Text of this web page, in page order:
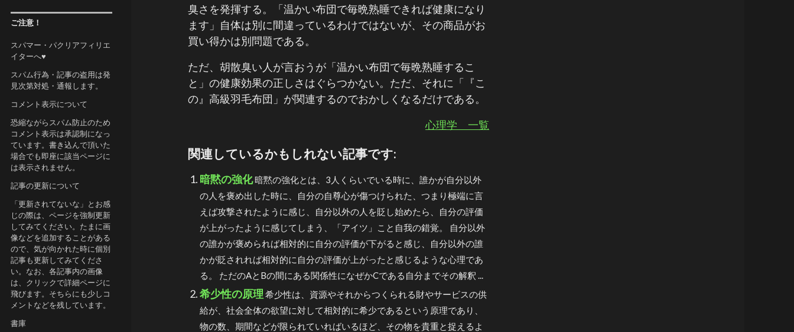
臭さを発揮する。「温かい布団で毎晩熟睡できれば健康になり
ます」自体は別に間違っているわけではないが、その商品がお
買い得かは別問題である。
ただ、胡散臭い人が言おうが「温かい布団で毎晩熟睡するこ
と」の健康効果の正しさはぐらつかない。ただ、それに「『こ
の』高級羽毛布団」が関連するのでおかしくなるだけである。
心理学 一覧
関連しているかもしれない記事です:
暗黙の強化暗黙の強化とは、3人くらいでいる時に、誰かが自分以外
の人を褒め出した時に、自分の自尊心が傷つけられた、つまり極端に言
えば攻撃されたように感じ、自分以外の人を貶し始めたら、自分の評価
が上がったように感じてしまう、「アイツ」こと自我の錯覚。 自分以外
の誰かが褒められば相対的に自分の評価が下がると感じ、自分以外の誰
かが貶されれば相対的に自分の評価が上がったと感じるような心理であ
る。 ただのAとBの間にある関係性になぜかCである自分までその解釈 ...
希少性の原理 希少性は、資源やそれからつくられる財やサービスの供
給が、社会全体の欲望に対して相対的に希少であるという原理であり、
物の数、期間などが限られていればいるほど、その物を貴重と捉えるよ
ご注意！
スパマー・パクリアフィリエ
イターへ♥
スパム行為・記事の盗用は発
見次第対処・通報します。
コメント表示について
恐縮ながらスパム防止のため
コメント表示は承認制になっ
ています。書き込んで頂いた
場合でも即座に該当ページに
は表示されません。
記事の更新について
「更新されてないな」とお感
じの際は、ページを強制更新
してみてください。たまに画
像などを追加することがある
ので、気が向かれた時に個別
記事も更新してみてくださ
い。なお、各記事内の画像
は、クリックで詳細ページに
飛びます。そちらにも少しコ
メントなどを残しています。
書庫